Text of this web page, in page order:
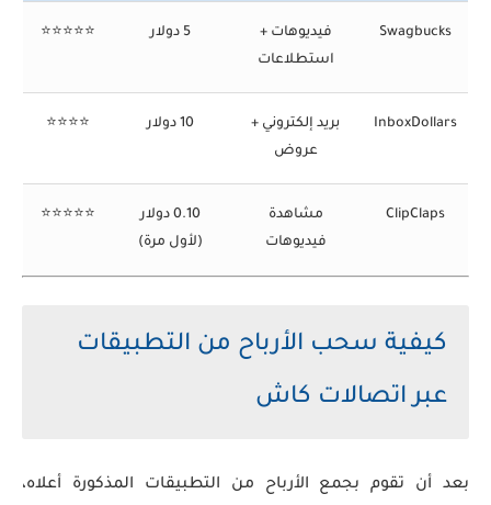
Swagbucks
فيديوهات +
استطلاعات
⭐⭐⭐⭐⭐
InboxDollars
بريد إلكتروني +
عروض
⭐⭐⭐⭐
ClipClaps
مشاهدة
فيديوهات
0.10 دولار
(لأول مرة)
⭐⭐⭐⭐⭐
كيفية سحب الأرباح من التطبيقات
عبر اتصالات كاش
بعد أن تقوم بجمع الأرباح من التطبيقات المذكورة أعلاه،